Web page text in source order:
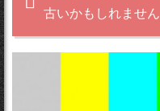
古いかもしれません